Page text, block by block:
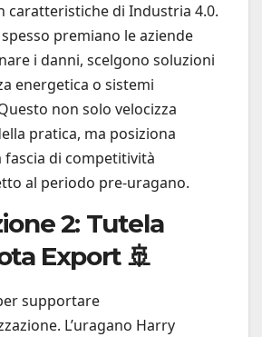
caratteristiche di Industria 4.0.
spesso premiano le aziende
i danni, scelgono soluzioni
energetica o sistemi
non solo velocizza
pratica, ma posiziona
fascia di competitività
al periodo pre-uragano.
2: Tutela
Export 🚢
supportare
L’uragano Harry